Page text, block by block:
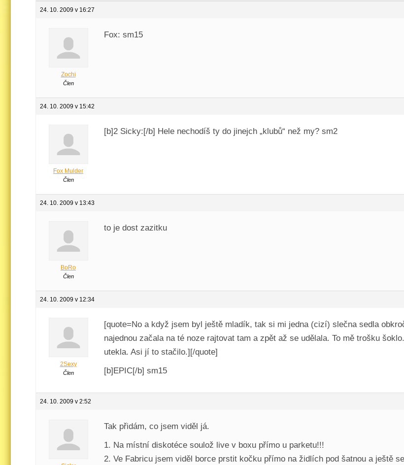
24. 10. 2009 v 16:27
Zochi
Člen
Fox: sm15
24. 10. 2009 v 15:42
Fox Mulder
Člen
[b]2 Sicky:[/b] Hele nechodíš ty do jinejch „klubů“ než my? sm2
24. 10. 2009 v 13:43
BoRo
Člen
to je dost zazitku
24. 10. 2009 v 12:34
2Sexy
Člen
[quote=No a když jsem byl ještě mladík, tak si mi jedna (cizí) slečna sedla
najednou začala na té noze rajtovat tam a zpět až se udělala. To mě trošku
utekla. Asi jí to stačilo.][/quote]
[b]EPIC[/b] sm15
24. 10. 2009 v 2:52
Tak přidám, co jsem viděl já.
1. Na místní diskotéce soulož live v boxu přímo u parketu!!!
2. Ve Fabricu jsem viděl borce prstit kočku přímo na židlích pod šatnou a ještě